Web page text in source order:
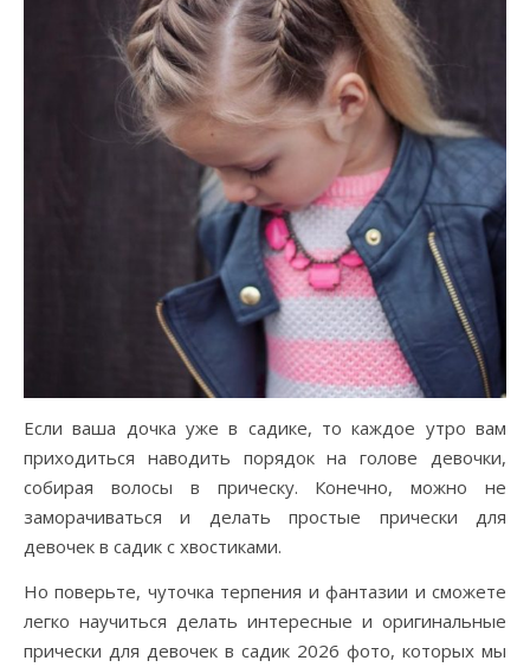
Если ваша дочка уже в садике, то каждое утро вам
приходиться наводить порядок на голове девочки,
собирая волосы в прическу. Конечно, можно не
заморачиваться и делать простые прически для
девочек в садик с хвостиками.
Но поверьте, чуточка терпения и фантазии и сможете
легко научиться делать интересные и оригинальные
прически для девочек в садик 2026 фото, которых мы